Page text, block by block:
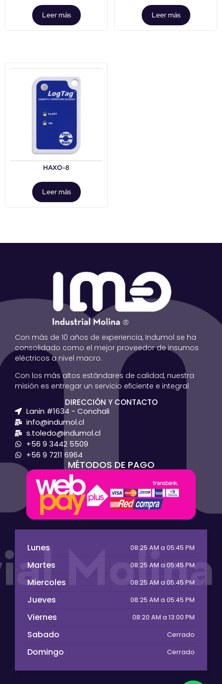
Leer más Leer más
HAXO-8
Leer más
Con más de 10 años de experiencia, Indumol se ha
consolidado como el mejor proveedor de insumos
eléctricos a nivel macro.
Con los más altos estándares de calidad, nuestra
misión es entregar un servicio eficiente e integral
DIRECCIÓN Y CONTACTO
Lanin #1634 - Conchali
info@indumol.cl
s.toledo@indumol.cl
+56 9 3442 5509
+56 9 7211 6964
MÉTODOS DE PAGO
Lunes 08:25 AM a 05:45 PM
Martes 08:25 AM a 05:45 PM
Miercoles 08:25 AM a 05:45 PM
Jueves 08:25 AM a 05:45 PM
Viernes 08:20 AM a 13:00 PM
Sabado Cerrado
Domingo Cerrado